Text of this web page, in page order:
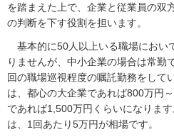
を踏まえた上で、企業と従業員の双
の判断を下す役割を担います。
基本的に50人以上いる職場におい
りませんが、中小企業の場合は常勤
回の職場巡視程度の嘱託勤務をして
は、都心の大企業であれば800万円
であれば1,500万円くらいになりま
は、1回あたり5万円が相場です。